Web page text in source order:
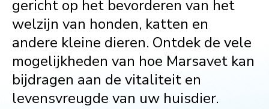
gericht op het bevorderen van het
welzijn van honden, katten en
andere kleine dieren. Ontdek de vele
mogelijkheden van hoe Marsavet kan
bijdragen aan de vitaliteit en
levensvreugde van uw huisdier.